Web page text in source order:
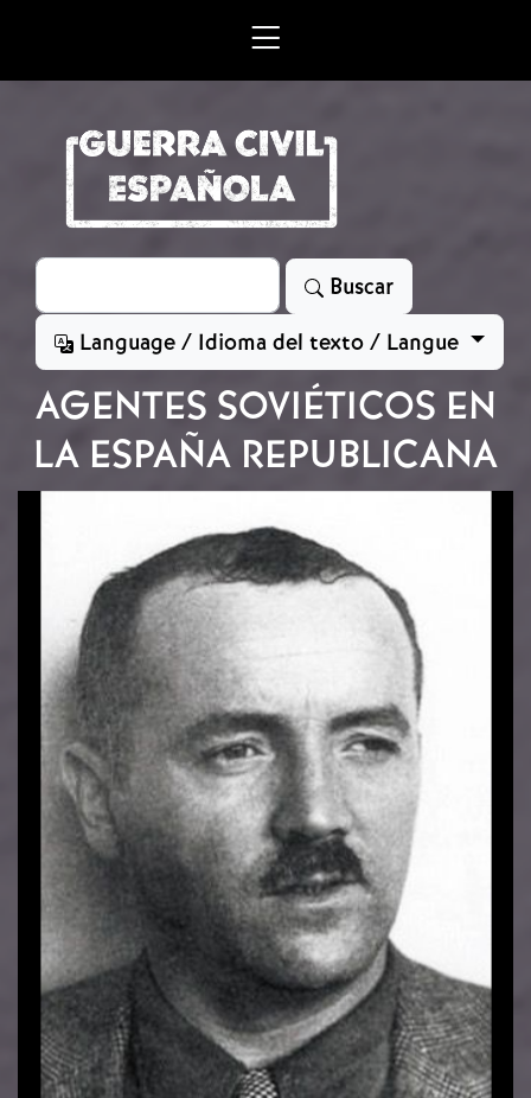
Search
Buscar
Language / Idioma del texto / Langue
AGENTES SOVIÉTICOS EN
LA ESPAÑA REPUBLICANA